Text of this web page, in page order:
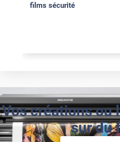
films sécurité
Vos créations ou
sur du